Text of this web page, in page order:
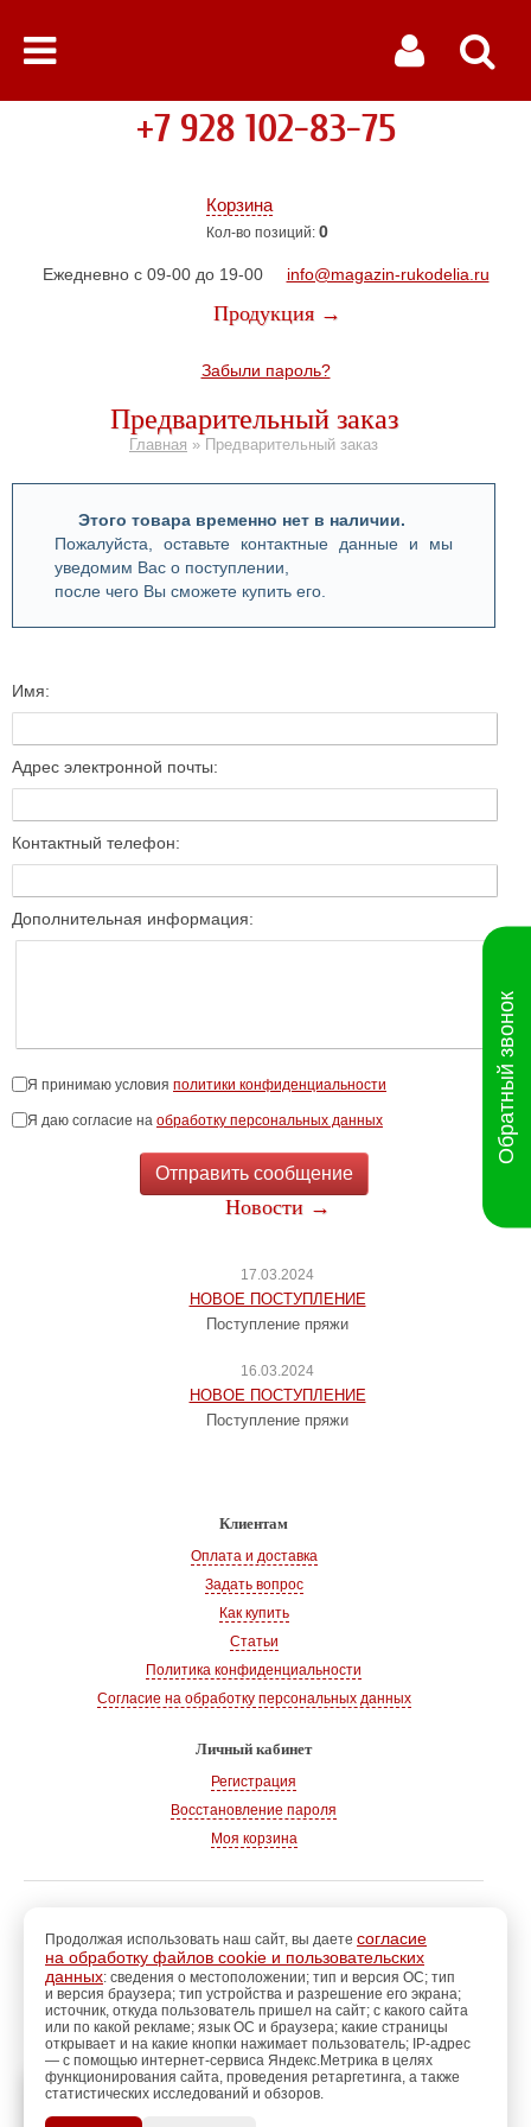
Корзина
Кол-во позиций: 0
+7 928 102-83-75
Ежедневно с 09-00 до 19-00 info@magazin-rukodelia.ru
Продукция →
Забыли пароль?
Предварительный заказ
Главная » Предварительный заказ
Этого товара временно нет в наличии.
Пожалуйста, оставьте контактные данные и мы
уведомим Вас о поступлении,
после чего Вы сможете купить его.
Имя:
Адрес электронной почты:
Контактный телефон:
Дополнительная информация:
Я принимаю условия политики конфиденциальности
Я даю согласие на обработку персональных данных
Отправить сообщение
Новости →
17.03.2024
НОВОЕ ПОСТУПЛЕНИЕ
Поступление пряжи
16.03.2024
НОВОЕ ПОСТУПЛЕНИЕ
Поступление пряжи
Клиентам
Оплата и доставка
Задать вопрос
Как купить
Статьи
Политика конфиденциальности
Согласие на обработку персональных данных
Личный кабинет
Регистрация
Восстановление пароля
Моя корзина
г. Волгодонск
Адрес: 347360, Ростовская обл., г. Волгодонск
Тел.: +7 928 102-83-75
E-mail: info@magazin-rukodelia.ru
Звонки принимаются ежедневно
с 09-00 до 21-00
Обратный звонок
Продолжая использовать наш сайт, вы даете согласие
на обработку файлов cookie и пользовательских
данных: сведения о местоположении; тип и версия ОС; тип
и версия браузера; тип устройства и разрешение его экрана;
источник, откуда пользователь пришел на сайт; с какого сайта
или по какой рекламе; язык ОС и браузера; какие страницы
открывает и на какие кнопки нажимает пользователь; IP-адрес
— с помощью интернет-сервиса Яндекс.Метрика в целях
функционирования сайта, проведения ретаргетинга, а также
статистических исследований и обзоров.
Пройдитерегистрацию для
использования